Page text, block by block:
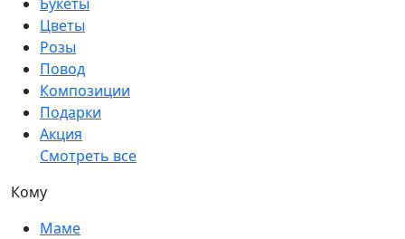
Цветы
Розы
Повод
Композиции
Подарки
Акция
Смотреть все
Кому
Маме